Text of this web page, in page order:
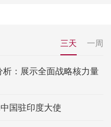
三天 一周
：展示全面战略核力量
国驻印度大使